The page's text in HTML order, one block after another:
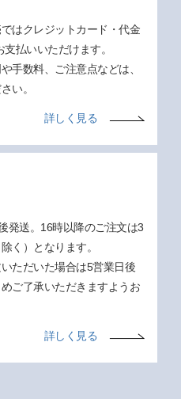
はクレジットカード・代金
払いいただけます。
手数料、ご注意点などは、
い。
詳しく見る
発送。16時以降のご注文は3
く）となります。
ただいた場合は5営業日後
ご了承いただきますようお
詳しく見る